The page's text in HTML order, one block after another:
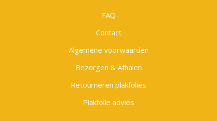
FAQ
Contact
Algemene voorwaarden
Bezorgen & Afhalen
Retourneren plakfolies
Plakfolie advies